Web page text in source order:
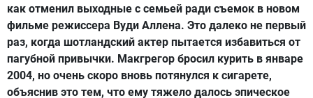
как отменил выходные с семьей ради съемок в новом
фильме режиссера Вуди Аллена. Это далеко не первый
раз, когда шотландский актер пытается избавиться от
пагубной привычки. Макгрегор бросил курить в январе
2004, но очень скоро вновь потянулся к сигарете,
объяснив это тем, что ему тяжело далось эпическое